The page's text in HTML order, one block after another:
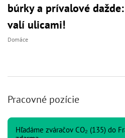
búrky a prívalové
valí ulicami!
Domáce
Pracovné pozície
Hľadáme zváračov CO₂ (135) do